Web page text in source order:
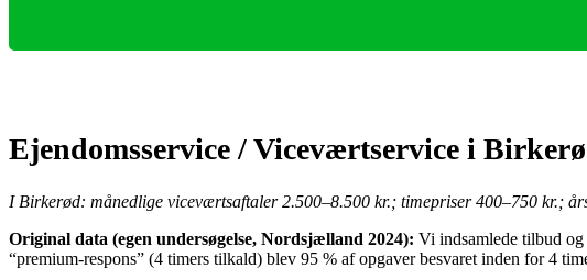
Ejendomsservice / Viceværtservice i
I Birkerød: månedlige viceværtsaftaler 2.500–8.500 kr.; timepriser 400–750 kr.;
Original data (egen undersøgelse, Nordsjælland 2024): Vi indsamlede tilbud
“premium-respons” (4 timers tilkald) blev 95 % af opgaver besvaret inden for 4